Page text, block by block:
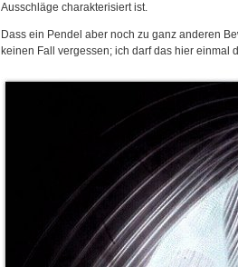
Ausschläge charakterisiert ist.
Dass ein Pendel aber noch zu ganz anderen
keinen Fall vergessen; ich darf das hier einmal